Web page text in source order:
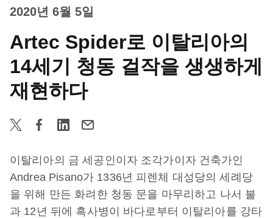
2020년 6월 5일
Artec Spider로 이탈리아의
14세기 청동 걸작을 생생하게
재현하다
이탈리아의 금 세공인이자 조각가이자 건축가인
Andrea Pisano가 1336년 피렌체 대성당의 세례당
을 위해 만든 화려한 청동 문을 마무리하고 나서 불
과 12년 뒤에 흑사병이 바다로부터 이탈리아를 강타